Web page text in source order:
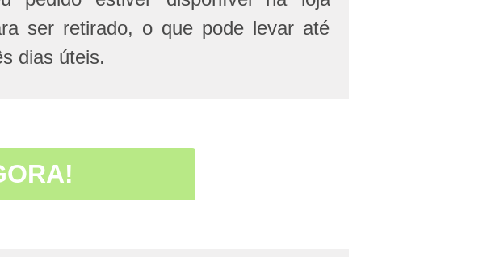
ser retirado, o que pode levar até
dias úteis.